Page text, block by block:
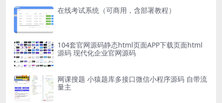
在线考试系统（可商用，含部署教程）
104套官网源码静态html页面APP下载页面html
源码 现代化企业官网源码
网课搜题 小猿题库多接口微信小程序源码 自带流
量主